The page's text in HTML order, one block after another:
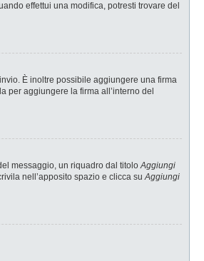
effettui una modifica, potresti trovare del
È inoltre possibile aggiungere una firma
per aggiungere la firma all’interno del
messaggio, un riquadro dal titoloAggiungi
nell’apposito spazio e clicca suAggiungi